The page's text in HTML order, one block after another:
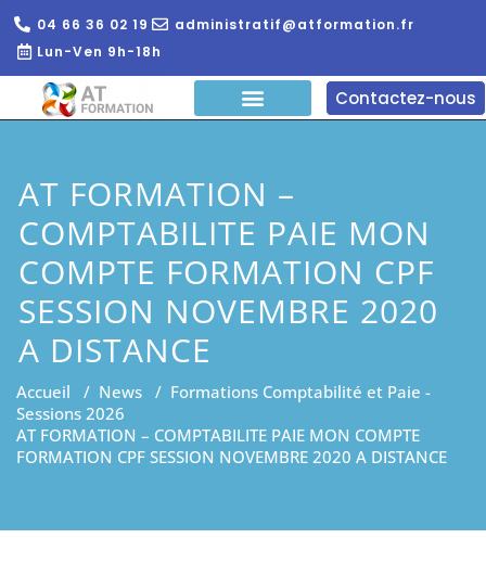
04 66 36 02 19
administratif@atformation.fr
Lun-Ven 9h-18h
Contactez-nous
AT FORMATION –
COMPTABILITE PAIE MON
COMPTE FORMATION CPF
SESSION NOVEMBRE 2020
A DISTANCE
Accueil / News / Formations Comptabilité et Paie -
Sessions 2026
AT FORMATION – COMPTABILITE PAIE MON COMPTE
FORMATION CPF SESSION NOVEMBRE 2020 A DISTANCE